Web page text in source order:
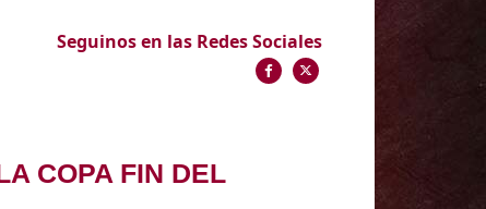
Seguinos en las Redes Sociales
COPA FIN DEL